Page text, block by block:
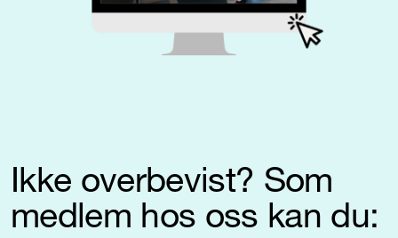
Ikke overbevist? Som
medlem hos oss kan du: